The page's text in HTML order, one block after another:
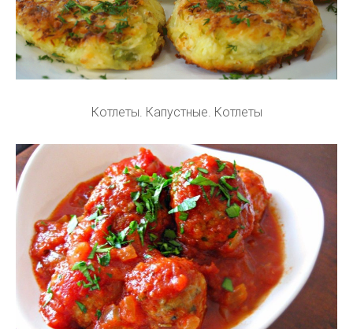
Котлеты. Капустные. Котлеты